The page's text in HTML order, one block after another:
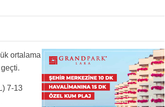
aldığınız yeni personellerin TPSS si
Atatürk havalimanında 1600 yakın inip kalkıyordu birde
geliyor neden gelmiyor
ortalama
7-13